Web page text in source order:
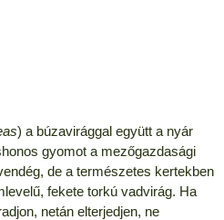
) a búzavirággal együtt a nyár
gyomot a mezőgazdasági
de a természetes kertekben
fekete torkú vadvirág. Ha
netán elterjedjen, ne